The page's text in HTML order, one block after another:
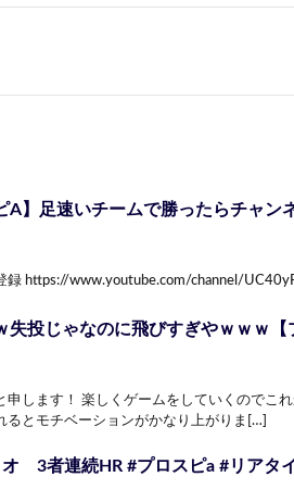
A】足速いチームで勝ったらチャン
録 https://www.youtube.com/channel/
失投じゃなのに飛びすぎやｗｗｗ【
申します！ 楽しくゲームをしていくのでこ
るとモチベーションがかなり上がりま[…]
オ 3者連続HR #プロスピa #リア